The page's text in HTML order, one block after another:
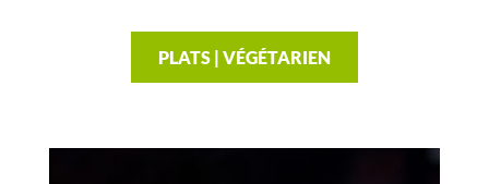
PLATS | VÉGÉTARIEN